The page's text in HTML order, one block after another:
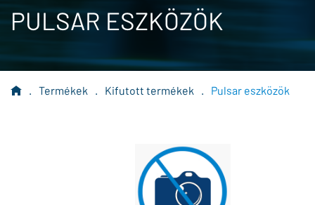
PULSAR ESZKÖZÖK
. Termékek . Kifutott termékek . Pulsar eszközök